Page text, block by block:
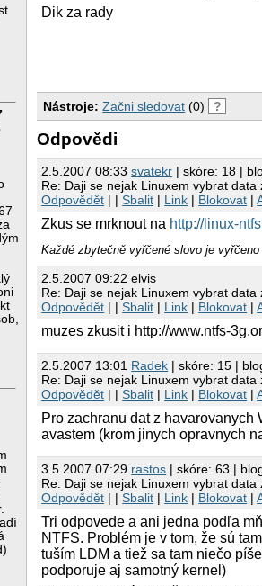
Dik za rady
Nástroje: Začni sledovat (0) ?
Odpovědi
2.5.2007 08:33svatekr | skóre: 18 |
Re: Daji se nejak Linuxem vybrat data
Odpovědět | |Sbalit | Link | Blokovat |
Zkus se mrknout na http://linux-
Každé zbytečně vyřčené slovo je vyřčeno
2.5.2007 09:22 elvis
Re: Daji se nejak Linuxem vybrat data
Odpovědět | |Sbalit | Link | Blokovat |
muzes zkusit i http://www.ntfs-
2.5.2007 13:01 Radek | skóre: 15 |
Re: Daji se nejak Linuxem vybrat data
Odpovědět | |Sbalit | Link | Blokovat |
Pro zachranu dat z havarovanych
avastem (krom jinych opravnych
3.5.2007 07:29 rastos | skóre: 63 |
Re: Daji se nejak Linuxem vybrat data
Odpovědět | |Sbalit | Link | Blokovat |
Tri odpovede a ani jedna podľa
NTFS. Problém je v tom, že sú
tuším LDM a tiež sa tam niečo
podporuje aj samotný kernel)